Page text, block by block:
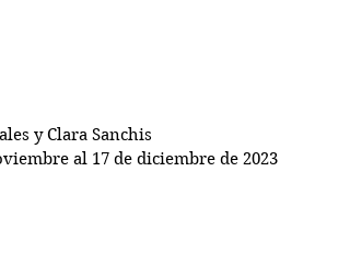
y Clara Sanchis
al 17 de diciembre de 2023